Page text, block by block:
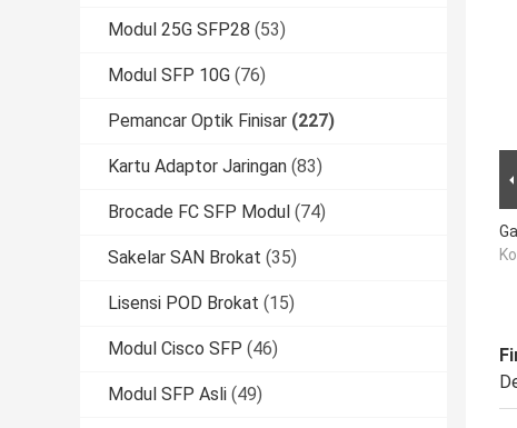
Modul 25G SFP28 (53)
Modul SFP 10G (76)
Pemancar Optik Finisar (227)
Kartu Adaptor Jaringan (83)
Brocade FC SFP Modul (74)
Sakelar SAN Brokat (35)
Lisensi POD Brokat (15)
Modul Cisco SFP (46)
Modul SFP Asli (49)